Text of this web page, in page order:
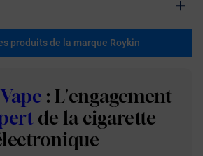
produits de la marque Roykin
: L'engagement
de la cigarette